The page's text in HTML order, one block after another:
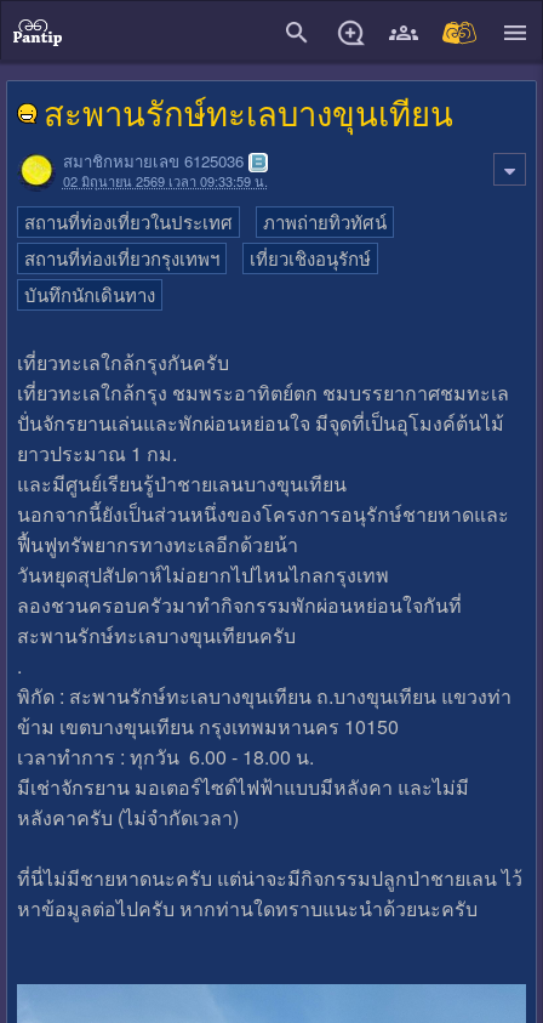
สะพานรักษ์ทะเลบางขุนเทียน
สมาชิกหมายเลข 6125036
02 มิถุนายน 2569 เวลา 09:33:59 น.
สถานที่ท่องเที่ยวในประเทศ
ภาพถ่ายทิวทัศน์
สถานที่ท่องเที่ยวกรุงเทพฯ
เที่ยวเชิงอนุรักษ์
บันทึกนักเดินทาง
เที่ยวทะเลใกล้กรุงกันครับ
เที่ยวทะเลใกล้กรุง ชมพระอาทิตย์ตก ชมบรรยากาศชมทะเล
ปั่นจักรยานเล่นและพักผ่อนหย่อนใจ มีจุดที่เป็นอุโมงค์ต้นไม้
ยาวประมาณ 1 กม.
และมีศูนย์เรียนรู้ป่าชายเลนบางขุนเทียน
นอกจากนี้ยังเป็นส่วนหนึ่งของโครงการอนุรักษ์ชายหาดและ
ฟื้นฟูทรัพยากรทางทะเลอีกด้วยน้า
วันหยุดสุปสัปดาห์ไม่อยากไปไหนไกลกรุงเทพ
ลองชวนครอบครัวมาทำกิจกรรมพักผ่อนหย่อนใจกันที่
สะพานรักษ์ทะเลบางขุนเทียนครับ
.
พิกัด : สะพานรักษ์ทะเลบางขุนเทียน ถ.บางขุนเทียน แขวงท่า
ข้าม เขตบางขุนเทียน กรุงเทพมหานคร 10150
เวลาทำการ : ทุกวัน 6.00 - 18.00 น.
มีเช่าจักรยาน มอเตอร์ไซด์ไฟฟ้าแบบมีหลังคา และไม่มี
หลังคาครับ (ไม่จำกัดเวลา)
ที่นี่ไม่มีชายหาดนะครับ แต่น่าจะมีกิจกรรมปลูกป่าชายเลน ไว้
หาข้อมูลต่อไปครับ หากท่านใดทราบแนะนำด้วยนะครับ
close